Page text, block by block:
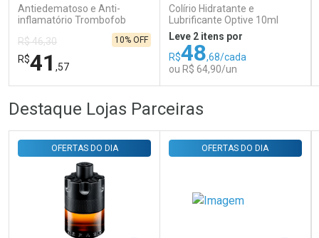
Comprar sem Desconto
Por R$ 29,30/cada
Comprar sem Desconto
Por R$ 29,30/cada
Antiedematoso e Anti-
inflamatório Trombofob
R$ 46,30
R$41 ,57
10% OFF
FECHAR
Laboratório
FECHAR
Por Menos
Colírio Hidratante e
Lubrificante Optive 10ml
Leve 2 itens por
R$48,68/cada
ou R$ 64,90/un
Por Menos
Destaque Lojas Parceiras
OFERTAS DO DIA OFERTAS DO DIA